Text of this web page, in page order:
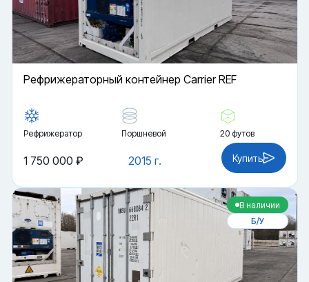
Рефрижераторный контейнер Carrier REF
Рефрижератор Поршневой 20 футов
2015 г.
1 750 000 ₽ Купить
В наличии
Б/У